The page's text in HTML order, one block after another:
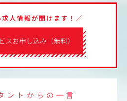
スお申し込み（無料）
人情報が聞けます！／
ントからの一言